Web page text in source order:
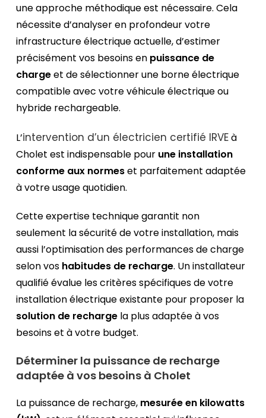
une approche méthodique est nécessaire. Cela
nécessite d’analyser en profondeur votre
infrastructure électrique actuelle, d’estimer
précisément vos besoins en puissance de
chargeet de sélectionner une borne électrique
compatible avec votre véhicule électrique ou
hybride rechargeable.
L’intervention d’un électricien certifié IRVEà
Cholet est indispensable pour une installation
conforme aux normeset parfaitement adaptée
à votre usage quotidien.
Cette expertise technique garantit non
seulement la sécurité de votre installation, mais
aussi l’optimisation des performances de charge
selon vos habitudes de recharge. Un installateur
qualifié évalue les critères spécifiques de votre
installation électrique existante pour proposer la
solution de recharge la plus adaptée à vos
besoins et à votre budget.
Déterminer la puissance de recharge
adaptée à vos besoins à Cholet
La puissance de recharge, mesurée en kilowatts